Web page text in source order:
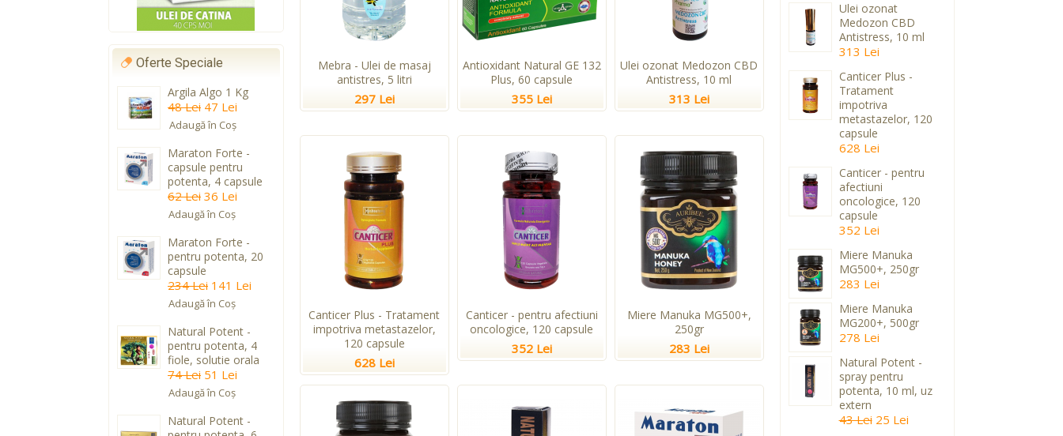
Oferte Speciale
Argila Algo 1 Kg
48 Lei 47 Lei
Adaugă în Coş
Maraton Forte -
capsule pentru
potenta, 4 capsule
62 Lei 36 Lei
Adaugă în Coş
Maraton Forte -
pentru potenta, 20
capsule
234 Lei 141 Lei
Adaugă în Coş
Natural Potent -
pentru potenta, 4
fiole, solutie orala
74 Lei 51 Lei
Adaugă în Coş
Natural Potent -
Mebra - Ulei de masaj
antistres, 5 litri
297 Lei
Antioxidant Natural GE 132
Plus, 60 capsule
355 Lei
Ulei ozonat Medozon CBD
Antistress, 10 ml
313 Lei
Canticer Plus - Tratament
impotriva metastazelor,
120 capsule
628 Lei
Canticer - pentru afectiuni
oncologice, 120 capsule
352 Lei
Miere Manuka MG500+,
250gr
283 Lei
Ulei ozonat
Medozon CBD
Antistress, 10 ml
313 Lei
Canticer Plus -
Tratament
impotriva
metastazelor, 120
capsule
628 Lei
Canticer - pentru
afectiuni
oncologice, 120
capsule
352 Lei
Miere Manuka
MG500+, 250gr
283 Lei
Miere Manuka
MG200+, 500gr
278 Lei
Natural Potent -
spray pentru
potenta, 10 ml, uz
extern
43 Lei 25 Lei